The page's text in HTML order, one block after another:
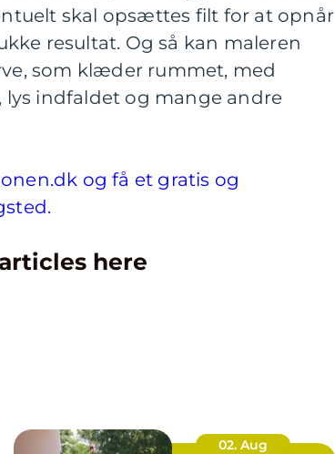
skal opsættes filt for at opnår
resultat. Og så kan maleren
som klæder rummet, med
indfaldet og mange andre
og få et gratis og
here
02. Aug